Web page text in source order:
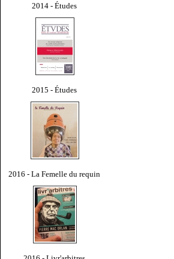
2014 - Études
2015 - Études
2016 - La Femelle du requin